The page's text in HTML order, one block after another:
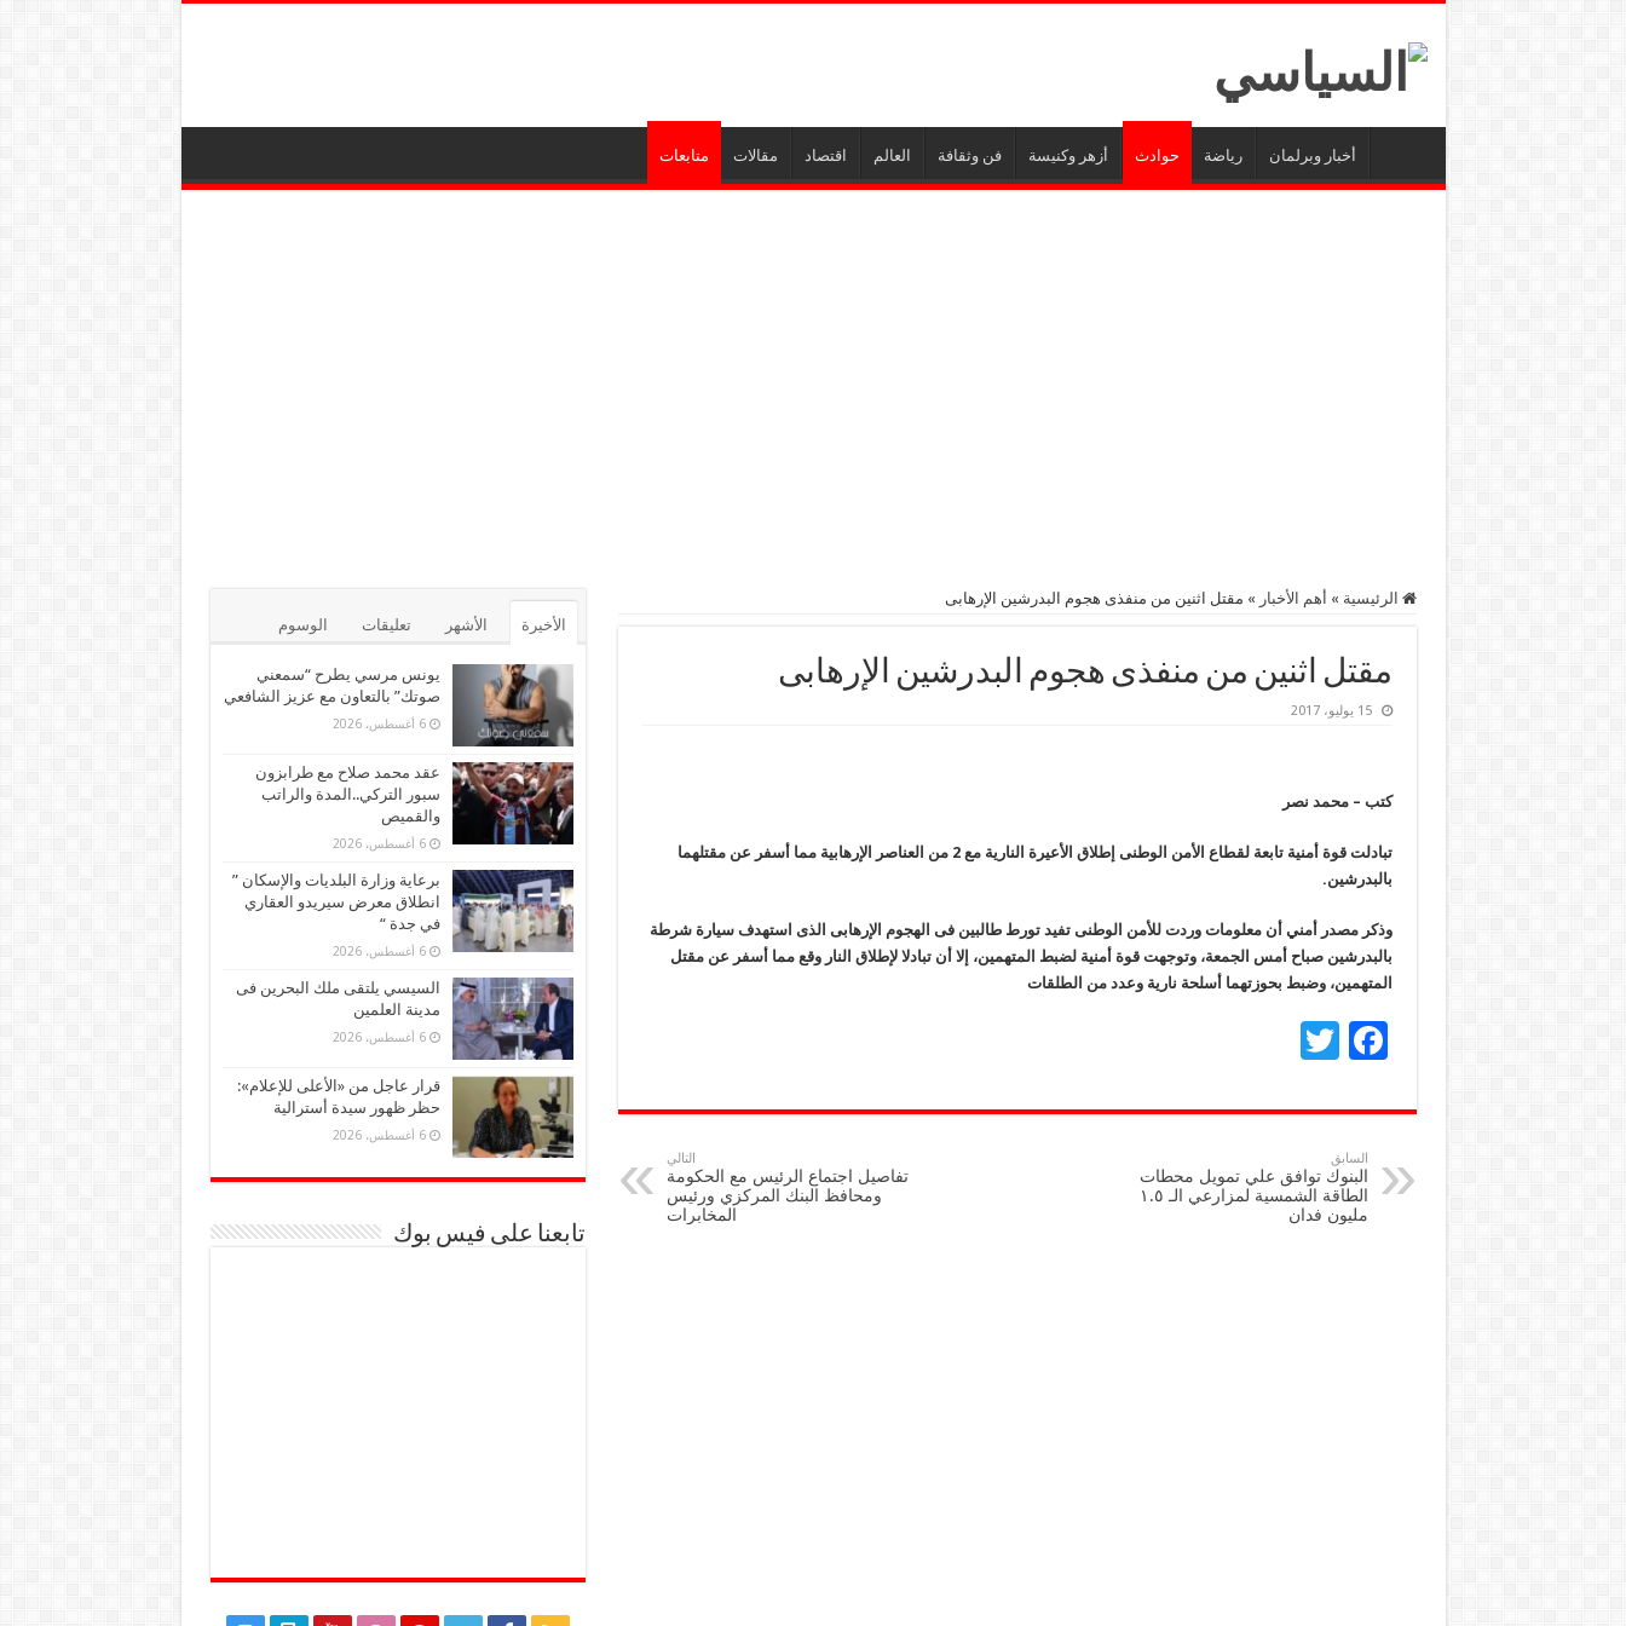
أخبار وبرلمان رياضة حوادث أزهر وكنيسة فن وثقافة العالم اقتصاد مقالات متابعات
الرئيسية » أهم اﻷخبار » مقتل اثنين من منفذى هجوم البدرشين الإرهابى
مقتل اثنين من منفذى هجوم البدرشين الإرهابى
15 يوليو، 2017
كتب – محمد نصر
تبادلت قوة أمنية تابعة لقطاع الأمن الوطنى إطلاق الأعيرة النارية مع 2 من العناصر الإرهابية مما أسفر عن مقتلهما
بالبدرشين.
وذكر مصدر أمني أن معلومات وردت للأمن الوطنى تفيد تورط طالبين فى الهجوم الإرهابى الذى استهدف سيارة شرطة
بالبدرشين صباح أمس الجمعة، وتوجهت قوة أمنية لضبط المتهمين، إلا أن تبادلا لإطلاق النار وقع مما أسفر عن مقتل
المتهمين، وضبط بحوزتهما أسلحة نارية وعدد من الطلقات
F
e
b
o
o
tt
er
السابق
البنوك توافق علي تمويل محطات
الطاقة الشمسية لمزارعي الـ ١.٥
مليون فدان
التالي
تفاصيل اجتماع الرئيس مع الحكومة
ومحافظ البنك المركزي ورئيس
المخابرات
الأخيرة الأشهر تعليقات الوسوم
يونس مرسي يطرح “سمعني
صوتك” بالتعاون مع عزيز الشافعي
6 أغسطس، 2026
عقد محمد صلاح مع طرابزون
سبور التركي..المدة والراتب
والقميص
6 أغسطس، 2026
برعاية وزارة البلديات والإسكان ”
انطلاق معرض سيريدو العقاري
في جدة “
6 أغسطس، 2026
السيسي يلتقى ملك البحرين فى
مدينة العلمين
6 أغسطس، 2026
قرار عاجل من «الأعلى للإعلام»:
حظر ظهور سيدة أسترالية
6 أغسطس، 2026
تابعنا على فيس بوك